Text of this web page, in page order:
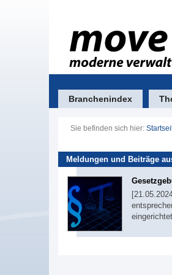
Branchenindex
Sie befinden sich hier:
Meldungen und Beiträge